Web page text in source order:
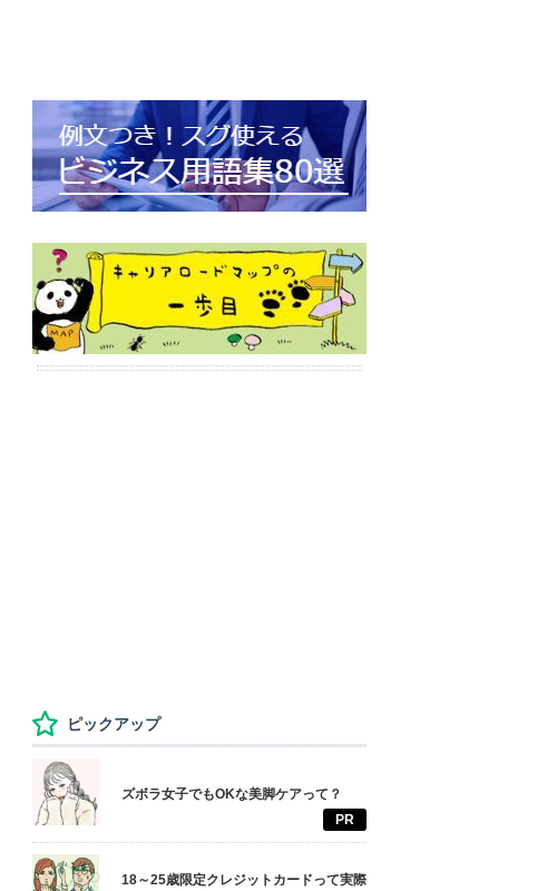
ピックアップ
ズボラ女子でもOKな美脚ケアって？
PR
18～25歳限定クレジットカードって実際